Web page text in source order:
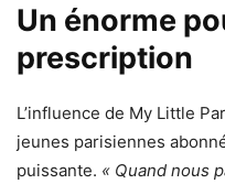
Un énorme
prescription
L’influence de My Little
jeunes parisiennes
puissante. « Quand nous